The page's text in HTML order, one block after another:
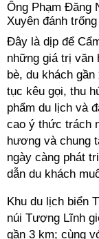
Ông Phạm Đăng
Xuyên đánh
Đây là dịp để
những giá trị văn
bè, du khách
tục kêu gọi, thu
phẩm du lịch và
cao ý thức trách
hương và chung
ngày càng phát
dẫn du khách
Khu du lịch biển
núi Tượng Lĩnh
gần 3 km; cùng